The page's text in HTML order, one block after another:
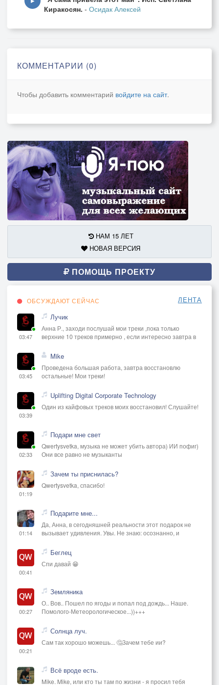
Киракосян. - Осидак Алексей
КОММЕНТАРИИ (0)
Чтобы добавить комментарий войдите на сайт.
НАМ 15 ЛЕТ
НОВАЯ ВЕРСИЯ
ПОМОЩЬ ПРОЕКТУ
ОБСУЖДАЮТ СЕЙЧАС ЛЕНТА
03:47
Лучик
Анна Р., заходи послушай мои треки ,пока только
верхние 10 треков примерно , если интересно завтра в
03:45
Mike
Проведена большая работа, завтра восстановлю
остальные! Мои треки!
03:39
Uplifting Digital Corporate Technology
Один из кайфовых треков моих восстановил! Слушайте!
02:33
Подари мне свет
Qwertysvetka, музыка не может убить автора) ИИ пофиг)
Они все равно не музыканты
01:19
Зачем ты приснилась?
Qwertysvetka, спасибо!
01:14
Подарите мне...
Да, Анна, в сегодняшней реальности этот подарок не
вызывает удивления. Увы. Не знаю: осознанно, и
00:41
Беглец
Спи давай 😁
00:27
Земляника
О.. Вов.. Пошел по ягоды и попал под дождь... Наше.
Помолого-Метеорологическое...))+++
00:21
Солнца луч.
Сам так хорошо можешь... 🤔Зачем тебе ии?
Всё вроде есть.
Mike. Mike, или кто ты там по жизни - я просил тебя